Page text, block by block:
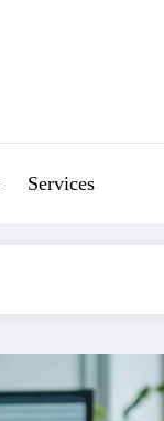
Services